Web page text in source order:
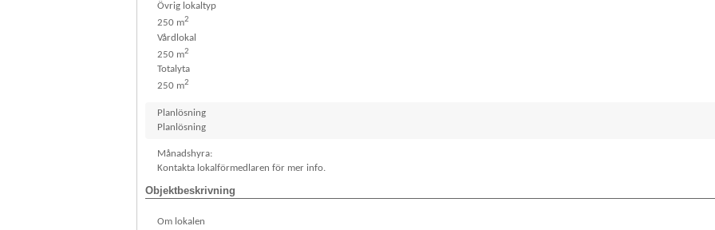
Övrig lokaltyp
250 m2
Vårdlokal
250 m2
Totalyta
250 m2
Planlösning
Planlösning
Månadshyra:
Kontakta lokalförmedlaren för mer info.
Objektbeskrivning
Om lokalen